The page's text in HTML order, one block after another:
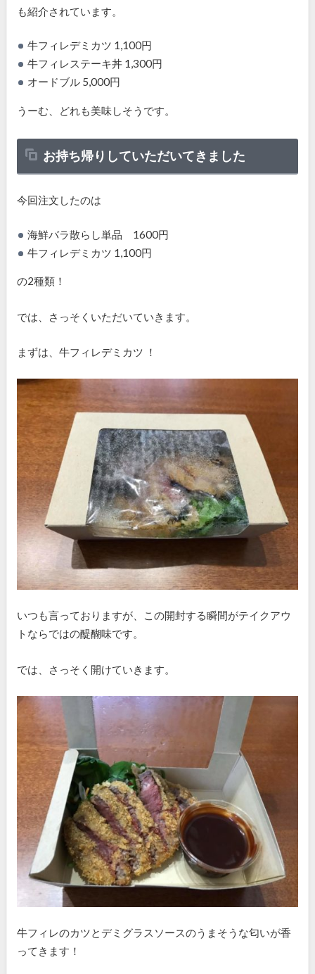
も紹介されています。
牛フィレデミカツ 1,100円
牛フィレステーキ丼 1,300円
オードブル 5,000円
うーむ、どれも美味しそうです。
お持ち帰りしていただいてきました
今回注文したのは
海鮮バラ散らし単品 1600円
牛フィレデミカツ 1,100円
の2種類！
では、さっそくいただいていきます。
まずは、牛フィレデミカツ ！
いつも言っておりますが、この開封する瞬間がテイクアウ
トならではの醍醐味です。
では、さっそく開けていきます。
牛フィレのカツとデミグラスソースのうまそうな匂いが香
ってきます！